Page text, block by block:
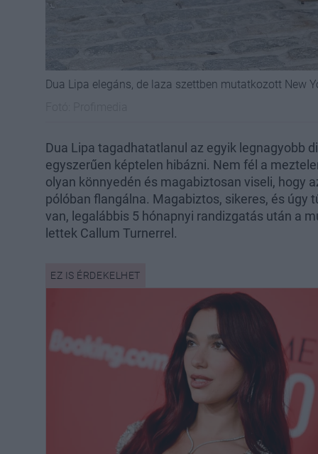
Dua Lipa elegáns, de laza szettben mutatkozott New
Dua Lipa tagadhatatlanul az egyik legnagyobb
egyszerűen képtelen hibázni. Nem fél a
olyan könnyedén és magabiztosan viseli, hogy
pólóban flangálna. Magabiztos, sikeres, és úgy
van, legalábbis 5 hónapnyi randizgatás után a
lettek Callum Turnerrel.